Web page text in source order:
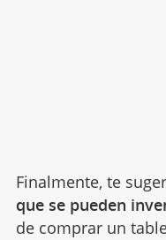
Finalmente, te
que se pueden
de comprar un